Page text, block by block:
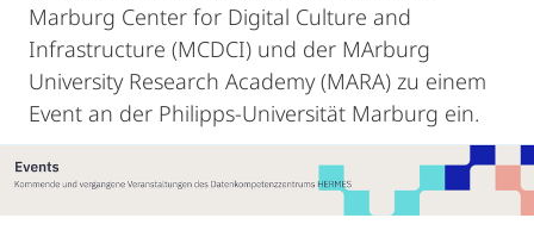
Marburg Center for Digital Culture and
Infrastructure (MCDCI) und der MArburg
University Research Academy (MARA) zu einem
Event an der Philipps-Universität Marburg ein.